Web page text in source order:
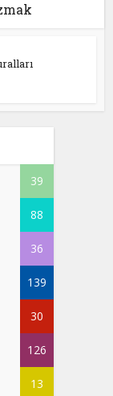
39
88
36
139
30
126
13